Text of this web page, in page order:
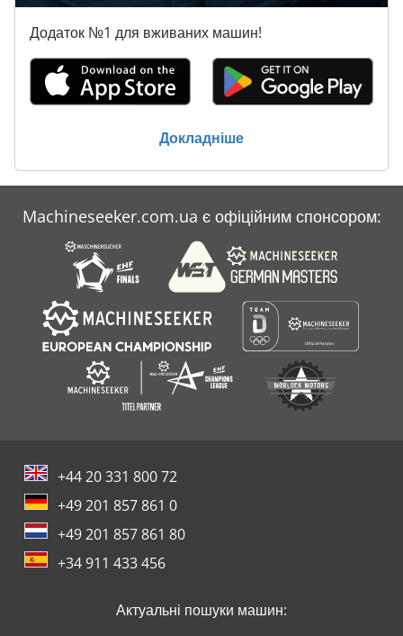
Додаток №1 для вживаних машин!
Докладніше
Machineseeker.com.ua є офіційним спонсором:
+44 20 331 800 72
+49 201 857 861 0
+49 201 857 861 80
+34 911 433 456
Актуальні пошуки машин: